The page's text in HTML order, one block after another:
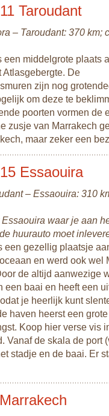
Taroudant
– Taroudant: 370 km;
een middelgrote plaats
Atlasgebergte. De
zijn nog
om deze te
poorten vormen de
zusje van Marrakech
maar zeker een
Essaouira
– Essaouira: 310
waar je aan
huurauto moet
een gezellig plaatsje
en werd ook wel
de altijd aanwezige
een baai en heeft een
je heerlijk kunt
haven heerst een
Koop hier verse vis
Vanaf de skala de port
stadje en de baai. Er